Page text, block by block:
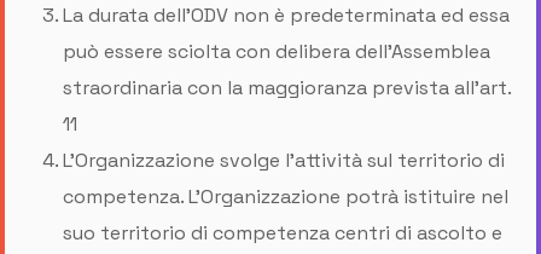
La durata dell’ODV non è predeterminata ed essa
può essere sciolta con delibera dell’Assemblea
straordinaria con la maggioranza prevista all’art.
11
L’Organizzazione svolge l'attività sul territorio di
competenza. L'Organizzazione potrà istituire nel
suo territorio di competenza centri di ascolto e